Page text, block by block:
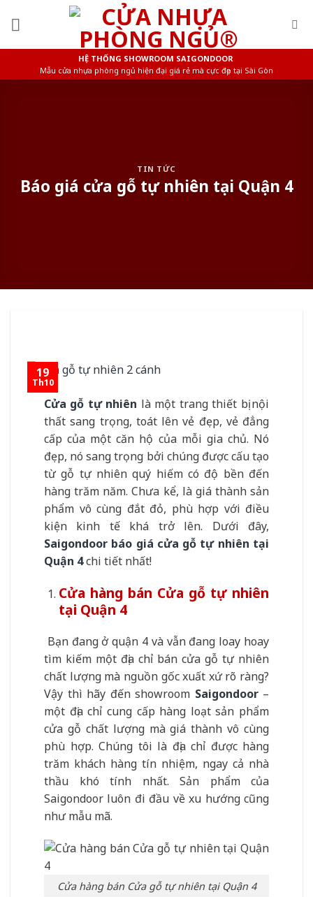
HỆ THỐNG SHOWROOM SAIGONDOOR
Mẫu cửa nhựa phòng ngủ hiện đại giá rẻ mà cực đẹp tại Sài Gòn
TIN TỨC
Báo giá cửa gỗ tự nhiên tại Quận 4
19
Th10
Cửa gỗ tự nhiên là một trang thiết bị nội
thất sang trọng, toát lên vẻ đẹp, vẻ đẳng
cấp của một căn hộ của mỗi gia chủ. Nó
đẹp, nó sang trọng bởi chúng được cấu tạo
từ gỗ tự nhiên quý hiếm có độ bền đến
hàng trăm năm. Chưa kể, là giá thành sản
phẩm vô cùng đắt đỏ, phù hợp với điều
kiện kinh tế khá trở lên. Dưới đây,
Saigondoor báo giá cửa gỗ tự nhiên tại
Quận 4chi tiết nhất!
Cửa hàng bán Cửa gỗ tự nhiên
tại Quận 4
Bạn đang ở quận 4 và vẫn đang loay hoay
tìm kiếm một địa chỉ bán cửa gỗ tự nhiên
chất lượng mà nguồn gốc xuất xứ rõ ràng?
Vậy thì hãy đến showroom Saigondoor–
một địa chỉ cung cấp hàng loạt sản phẩm
cửa gỗ chất lượng mà giá thành vô cùng
phù hợp. Chúng tôi là địa chỉ được hàng
trăm khách hàng tín nhiệm, ngay cả nhà
thầu khó tính nhất. Sản phẩm của
Saigondoor luôn đi đầu về xu hướng cũng
như mẫu mã.
Cửa hàng bán Cửa gỗ tự nhiên tại Quận 4